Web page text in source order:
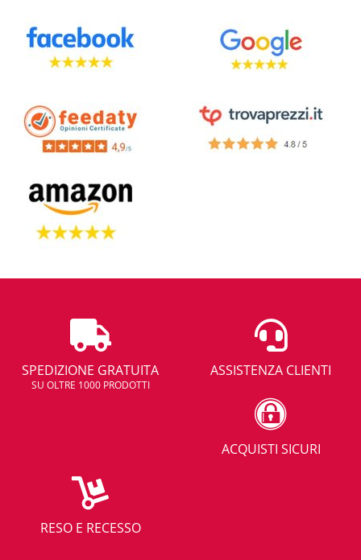
SPEDIZIONE GRATUITA
SU OLTRE 1000 PRODOTTI
ASSISTENZA CLIENTI
ACQUISTI SICURI
RESO E RECESSO